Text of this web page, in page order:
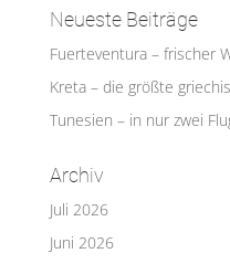
Neueste Beiträge
Fuerteventura – frischer
Kreta – die größte
Tunesien – in nur zwei
Archiv
Juli 2026
Juni 2026